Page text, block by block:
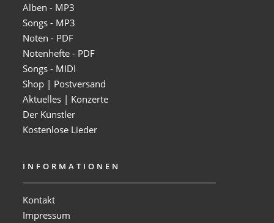
Alben - MP3
Songs - MP3
Noten - PDF
Notenhefte - PDF
Songs - MIDI
Shop | Postversand
Aktuelles | Konzerte
Der Künstler
Kostenlose Lieder
INFORMATIONEN
Kontakt
Impressum